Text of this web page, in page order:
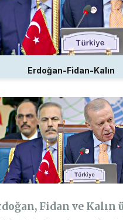
Erdoğan-Fidan-Kalın
Fidan ve Kalın